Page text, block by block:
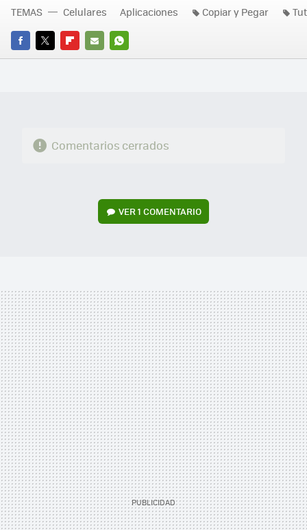
FACEBOOK
TWITTERFLIPBOARD
E-
WHATSAPP
TEMAS Celulares Aplicaciones Copiar y Pegar
Comentarios cerrados
VER1 COMENTARIO